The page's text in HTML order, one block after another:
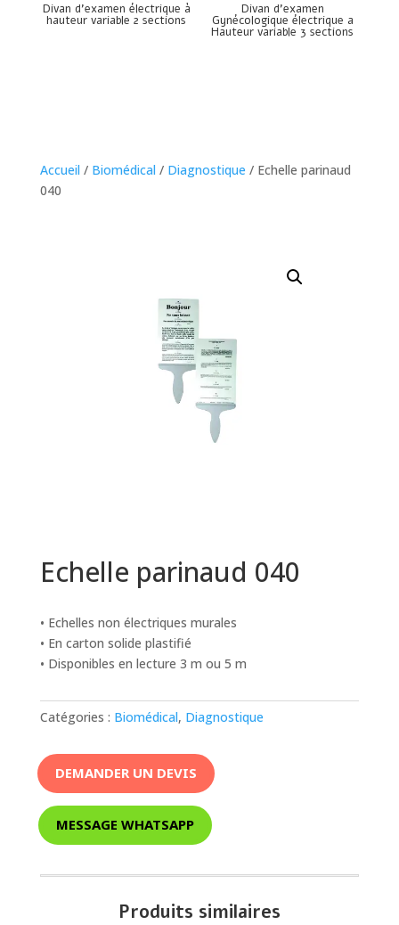
Divan d’examen électrique à
hauteur variable 2 sections
Divan d’examen
Gynécologique électrique a
Hauteur variable 3 sections
Accueil / Biomédical / Diagnostique / Echelle parinaud
040
Echelle parinaud 040
• Echelles non électriques murales
• En carton solide plastifié
• Disponibles en lecture 3 m ou 5 m
Catégories : Biomédical, Diagnostique
DEMANDER UN DEVIS
MESSAGE WHATSAPP
Produits similaires